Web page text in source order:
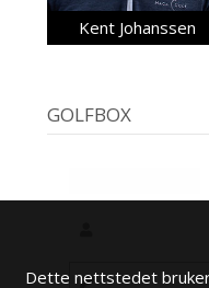
Kent Johanssen
GOLFBOX
Dette nettstedet